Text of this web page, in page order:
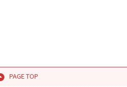
PAGE TOP